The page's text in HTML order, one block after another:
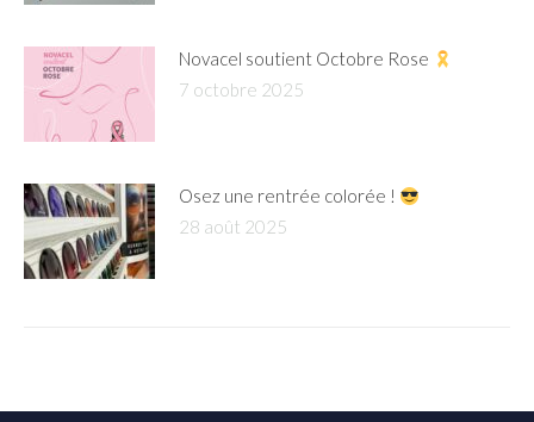
Novacel soutient Octobre Rose
7 octobre 2025
Osez une rentrée colorée !
28 août 2025